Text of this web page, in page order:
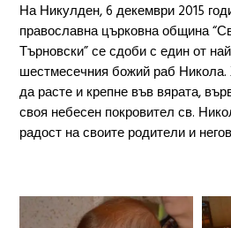
На Никулден, 6 декември 2015
православна църковна община
Търновски” се сдоби с един от
шестмесечния божий раб
да расте и крепне във вярата,
своя небесен покровител св.
радост на своите родители и